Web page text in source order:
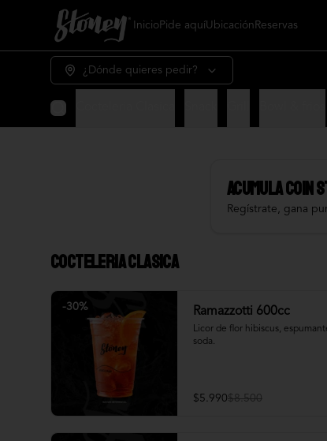
InicioPide aquíUbicación Reservas
¿Dónde quieres pedir?
AcumulaCOIN
Regístrate, gana
Cocteleria Clasica
-30% Ramazzotti 600cc
Licor de flor hibiscus,
soda.
$5.990$8.500